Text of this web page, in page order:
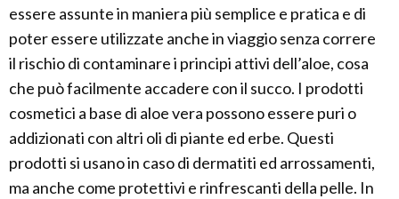
essere assunte in maniera più semplice e pratica e di
poter essere utilizzate anche in viaggio senza correre
il rischio di contaminare i principi attivi dell’aloe, cosa
che può facilmente accadere con il succo. I prodotti
cosmetici a base di aloe vera possono essere puri o
addizionati con altri oli di piante ed erbe. Questi
prodotti si usano in caso di dermatiti ed arrossamenti,
ma anche come protettivi e rinfrescanti della pelle. In